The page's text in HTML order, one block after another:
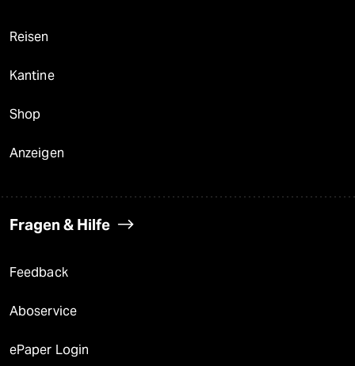
Reisen
Kantine
Shop
Anzeigen
Fragen & Hilfe
Feedback
Aboservice
ePaper Login